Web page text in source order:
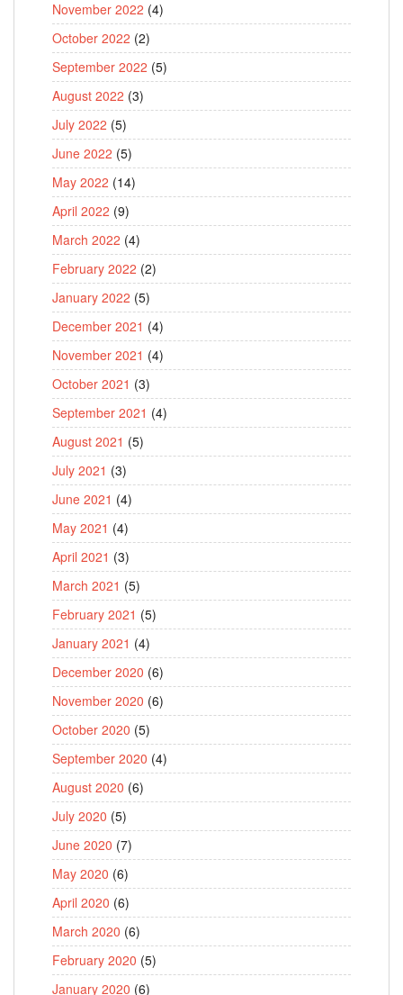
November 2022 (4)
October 2022 (2)
September 2022 (5)
August 2022 (3)
July 2022 (5)
June 2022 (5)
May 2022 (14)
April 2022 (9)
March 2022 (4)
February 2022 (2)
January 2022 (5)
December 2021 (4)
November 2021 (4)
October 2021 (3)
September 2021 (4)
August 2021 (5)
July 2021 (3)
June 2021 (4)
May 2021 (4)
April 2021 (3)
March 2021 (5)
February 2021 (5)
January 2021 (4)
December 2020 (6)
November 2020 (6)
October 2020 (5)
September 2020 (4)
August 2020 (6)
July 2020 (5)
June 2020 (7)
May 2020 (6)
April 2020 (6)
March 2020 (6)
February 2020 (5)
January 2020 (6)